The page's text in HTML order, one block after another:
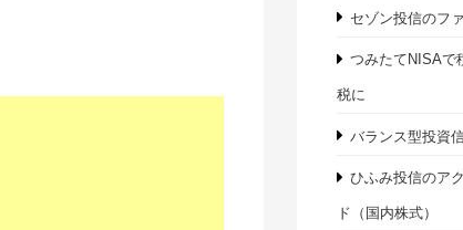
セゾン投信のフ
つみたてNISAで
税に
バランス型投資
ひふみ投信のア
ド（国内株式）